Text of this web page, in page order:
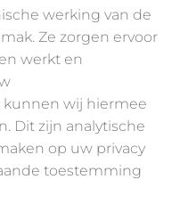
werking van de
Ze zorgen ervoor
werkt en
kunnen wij hiermee
Dit zijn analytische
op uw privacy
toestemming